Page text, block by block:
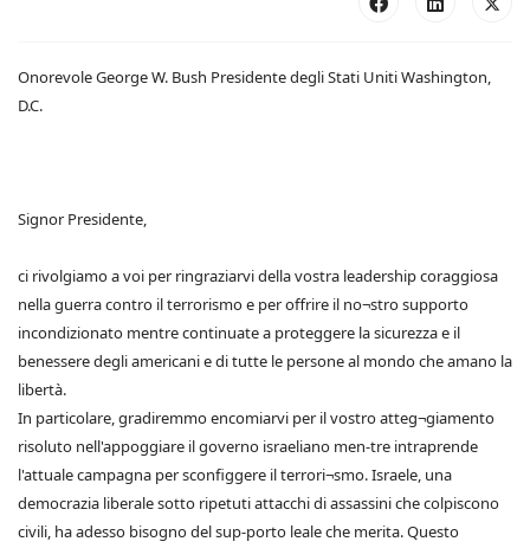
Onorevole George W. Bush Presidente degli Stati Uniti Washington,
D.C.
Signor Presidente,
ci rivolgiamo a voi per ringraziarvi della vostra leadership coraggiosa
nella guerra contro il terrorismo e per offrire il no¬stro supporto
incondizionato mentre continuate a proteggere la sicurezza e il
benessere degli americani e di tutte le persone al mondo che amano la
libertà.
In particolare, gradiremmo encomiarvi per il vostro atteg¬giamento
risoluto nell'appoggiare il governo israeliano men-tre intraprende
l'attuale campagna per sconfiggere il terrori¬smo. Israele, una
democrazia liberale sotto ripetuti attacchi di assassini che colpiscono
civili, ha adesso bisogno del sup-porto leale che merita. Questo